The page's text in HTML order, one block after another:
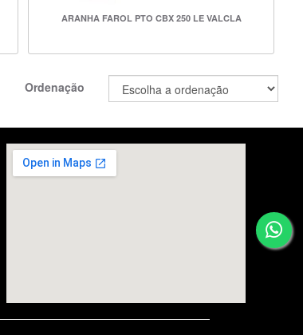
ARANHA FAROL PTO CBX 250 LE VALCLA
Ordenação